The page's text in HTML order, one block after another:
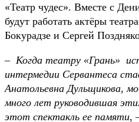
«Театр чудес». Вместе с
будут работать актёры
Бокурадзе и Сергей
– Когда театру «Грань»
интермедии Сервантеса
Анатольевна Дульщикова,
много лет руководившая
этот спектакль ее памяти,